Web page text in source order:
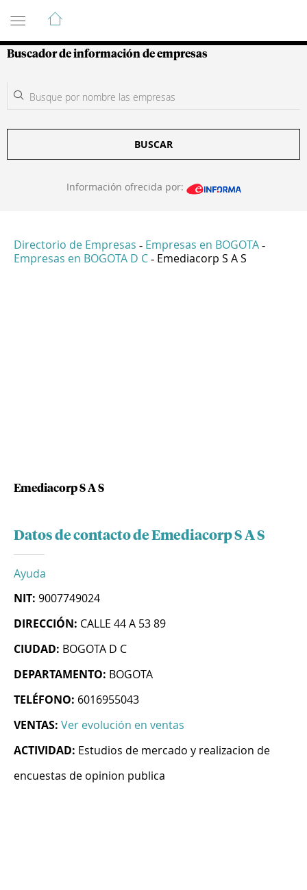
Guía de Empresas Colombianas
Buscador de información de empresas
BUSCAR
Información ofrecida por:
Directorio de Empresas - Empresas en BOGOTA -
Empresas en BOGOTA D C - Emediacorp S A S
Emediacorp S A S
Datos de contacto de Emediacorp S A S
Ayuda
NIT: 9007749024
DIRECCIÓN: CALLE 44 A 53 89
CIUDAD: BOGOTA D C
DEPARTAMENTO: BOGOTA
TELÉFONO: 6016955043
VENTAS: Ver evolución en ventas
ACTIVIDAD: Estudios de mercado y realizacion de
encuestas de opinion publica